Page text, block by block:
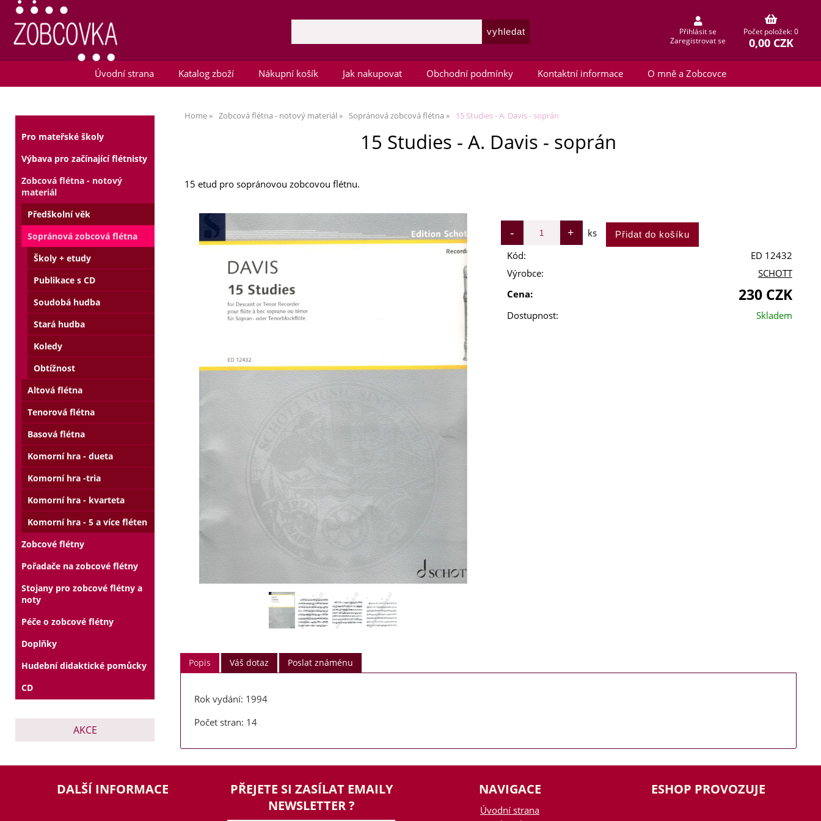
Přihlásit se
Zaregistrovat se
Počet položek: 0
0,00 CZK
Úvodní strana Katalog zboží Nákupní košík Jak nakupovat Obchodní podmínky Kontaktní informace O mně a Zobcovce
Home Zobcová flétna - notový materiál Sopránová zobcová flétna 15 Studies - A. Davis - soprán
15 Studies - A. Davis - soprán
15 etud pro sopránovou zobcovou flétnu.
ks
Kód:
ED 12432
Výrobce:
SCHOTT
Cena:
230 CZK
Dostupnost: Skladem
Popis Váš dotaz Poslat známénu
Rok vydání: 1994
Počet stran: 14
Pro mateřské školy
Výbava pro začínající flétnisty
Zobcová flétna - notový
materiál
Předškolní věk
Sopránová zobcová flétna
Školy + etudy
Publikace s CD
Soudobá hudba
Stará hudba
Koledy
Obtížnost
Altová flétna
Tenorová flétna
Basová flétna
Komorní hra - dueta
Komorní hra -tria
Komorní hra - kvarteta
Komorní hra - 5 a více fléten
Zobcové flétny
Pořadače na zobcové flétny
Stojany pro zobcové flétny a
noty
Péče o zobcové flétny
Doplňky
Hudební didaktické pomůcky
CD
AKCE
DALŠÍ INFORMACE
PŘEJETE SI ZASÍLAT EMAILY
NEWSLETTER ?
NAVIGACE
Úvodní strana
ESHOP PROVOZUJE